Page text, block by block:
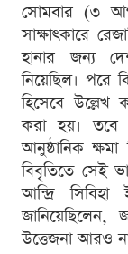
সোমবার (৩
সাক্ষাৎকারে
হানার জন্য
নিয়েছিল। পরে
হিসেবে উল্লেখ
করা হয়। তবে
আনুষ্ঠানিক
বিবৃতিতে সেই
আন্দ্রি সিবিহা
উত্তেজনা আরও